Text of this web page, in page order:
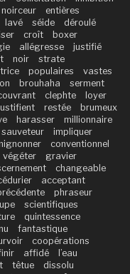
noirceur
entières
lavé séide
déroulé
croît
boxer
allégresse
justifié
noir
strate
populaires
vastes
brouhaha
serment
clephte
loyer
restée
brumeux
harasser
millionnaire
sauveteur
impliquer
conventionnel
végéter
gravier
changeable
acceptant
phraseur
scientifiques
quintessence
fantastique
coopérations
affidé
l’eau
têtue
dissolu